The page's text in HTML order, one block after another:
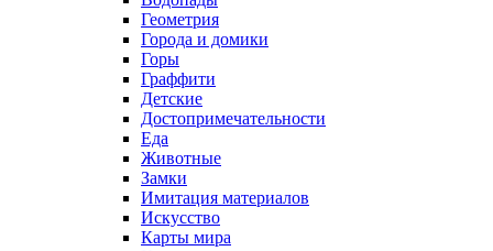
Геометрия
Города и домики
Горы
Граффити
Детские
Достопримечательности
Еда
Животные
Замки
Имитация материалов
Искусство
Карты мира